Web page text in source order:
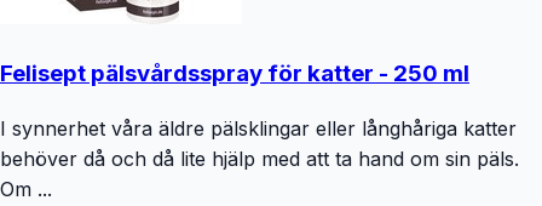
Felisept pälsvårdsspray för katter - 250 ml
I synnerhet våra äldre pälsklingar eller långhåriga katter
behöver då och då lite hjälp med att ta hand om sin päls.
Om ...